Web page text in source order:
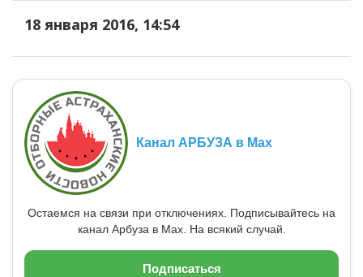
18 января 2016, 14:54
Канал АРБУЗА в Max
Остаемся на связи при отключениях. Подписывайтесь на
канал Арбуза в Max. На всякий случай.
Подписаться